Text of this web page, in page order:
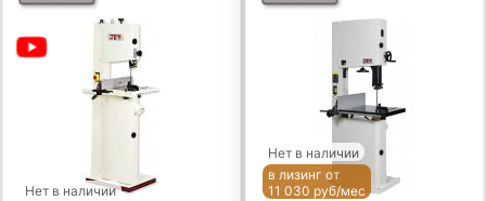
Нет в наличии
Нет в наличии
в лизинг от
11 030 руб/мес